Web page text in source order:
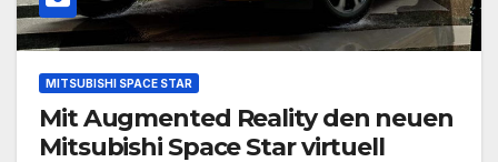
MITSUBISHI SPACE STAR
Mit Augmented Reality den neuen
Mitsubishi Space Star virtuell